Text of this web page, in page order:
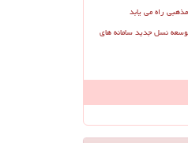
راه می یابد
نسل جدید سامانه های